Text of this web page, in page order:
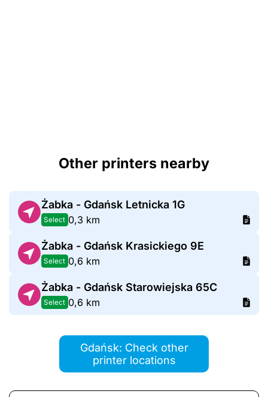
Other printers nearby
Żabka - Gdańsk Letnicka 1G
Select 0,3 km
Żabka - Gdańsk Krasickiego 9E
Select 0,6 km
Żabka - Gdańsk Starowiejska 65C
Select 0,6 km
Gdańsk: Check other
printer locations